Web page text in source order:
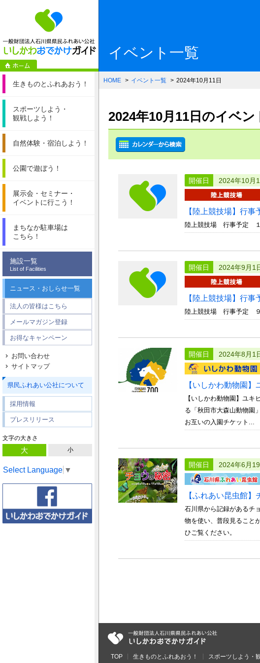
一般財団法人石川県
生きものとふれあおう！
スポーツしよう・
観戦しよう！
自然体験・ 宿泊しよう！
公園で遊ぼう！
展示会・セミナー・
イベントに行こう！
まちなか駐車場は
こちら！
施設一覧
List of Facilities
ニュース・おしらせ一覧
法人の皆様はこちら
メールマガジン登録
お得なキャンペーン
お問い合わせ
サイトマップ
県民ふれあい公社について
採用情報
プレスリリース
文字の大きさ
大 小
Select Language ▼
イベント一覧
HOME イベント一覧 2024年10月11日
2024年10月11日のイベン
開催日 2024年10月
【陸上競技場】行
陸上競技場 行事予定 １
開催日 2024年9月1
【陸上競技場】行
陸上競技場 行事予定 ９
開催日 2024年8月1
【いしかわ動物園
【いしかわ動物園】ユ
る「秋田市大森山動物園
お互いの入園チケット...
開催日 2024年6月
【ふれあい昆虫館】
石川県から記録があるチ
物を使い、普段見ること
ひご覧ください。
TOP 生きものとふれあおう！ スポーツしよう・